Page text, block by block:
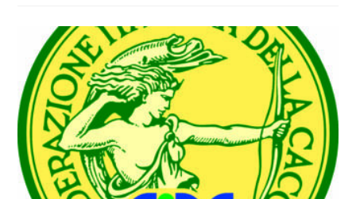
Leggi tutto l'articolo